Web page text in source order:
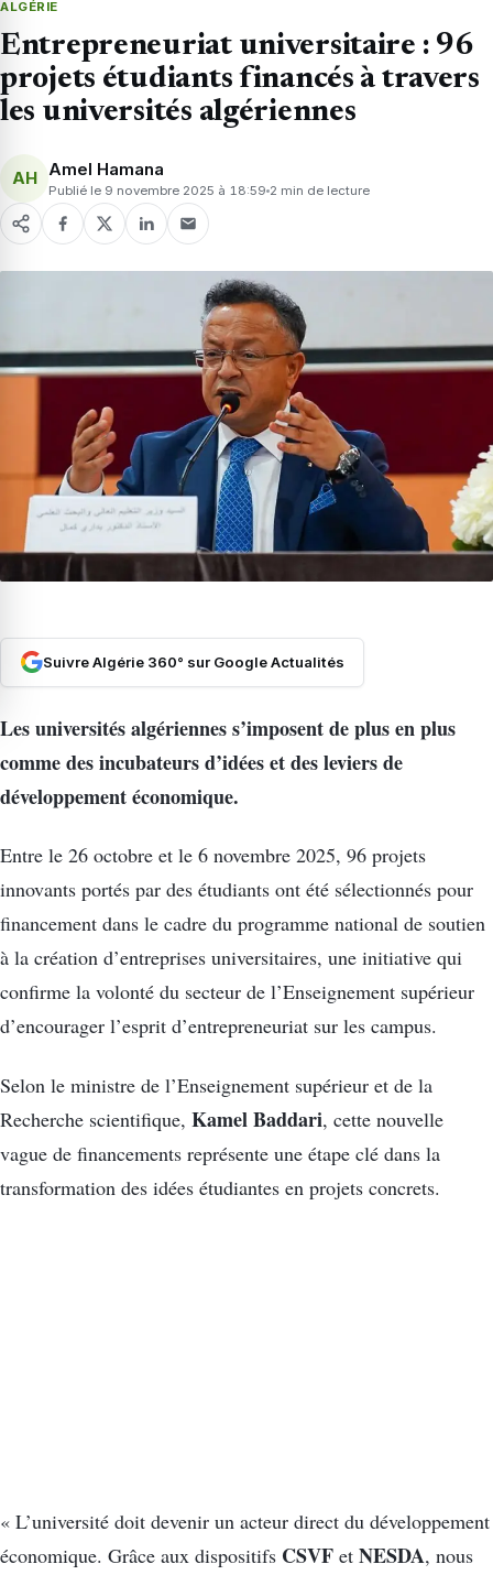
ALGÉRIE
Entrepreneuriat universitaire : 96
projets étudiants financés à travers
les universités algériennes
AH Amel Hamana
Publié le 9 novembre 2025 à 18:59 2 min de lecture
Suivre Algérie 360° sur Google Actualités
Les universités algériennes s’imposent de plus en plus
comme des incubateurs d’idées et des leviers de
développement économique.
Entre le 26 octobre et le 6 novembre 2025, 96 projets
innovants portés par des étudiants ont été sélectionnés pour
financement dans le cadre du programme national de soutien
à la création d’entreprises universitaires, une initiative qui
confirme la volonté du secteur de l’Enseignement supérieur
d’encourager l’esprit d’entrepreneuriat sur les campus.
Selon le ministre de l’Enseignement supérieur et de la
Recherche scientifique, Kamel Baddari, cette nouvelle
vague de financements représente une étape clé dans la
transformation des idées étudiantes en projets concrets.
« L’université doit devenir un acteur direct du développement
économique. Grâce aux dispositifs CSVF et NESDA, nous